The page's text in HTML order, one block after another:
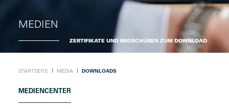
MEDIEN
ZERTIFIKATE UND BROSCHÜREN ZUM DOWNLOAD
STARTSEITE Ι MEDIA Ι DOWNLOADS
MEDIENCENTER